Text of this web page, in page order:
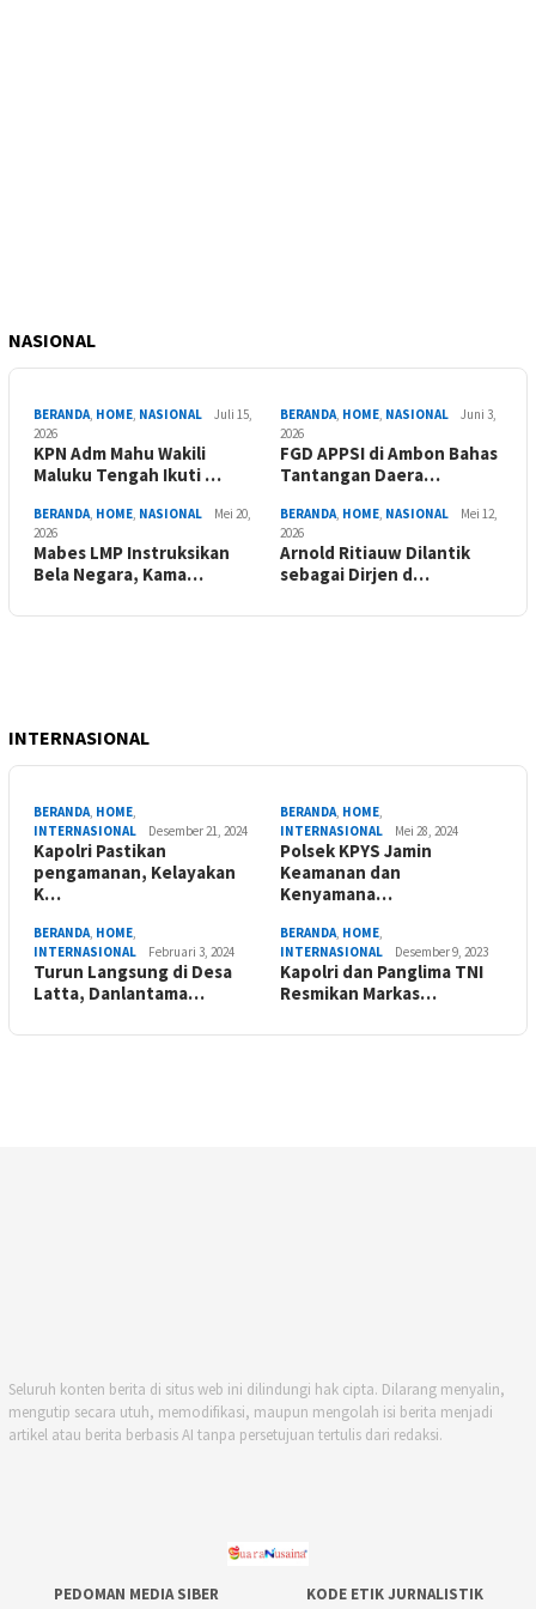
NASIONAL
BERANDA HOME NASIONAL
Juli 15,
2026
KPN Adm Mahu Wakili
Maluku Tengah Ikuti …
BERANDA HOME NASIONAL
Juni 3,
2026
FGD APPSI di Ambon Bahas
Tantangan Daera…
BERANDA HOME NASIONAL
Mei 20,
2026
Mabes LMP Instruksikan
Bela Negara, Kama…
BERANDA HOME NASIONAL
Mei 12,
2026
Arnold Ritiauw Dilantik
sebagai Dirjen d…
INTERNASIONAL
BERANDA HOME
INTERNASIONAL
Desember 21, 2024
Kapolri Pastikan
pengamanan, Kelayakan
K…
BERANDA HOME
INTERNASIONAL
Mei 28, 2024
Polsek KPYS Jamin
Keamanan dan
Kenyamana…
BERANDA HOME
INTERNASIONAL
Februari 3, 2024
Turun Langsung di Desa
Latta, Danlantama…
BERANDA HOME
INTERNASIONAL
Desember 9, 2023
Kapolri dan Panglima TNI
Resmikan Markas…
Seluruh konten berita di situs web ini dilindungi hak cipta. Dilarang menyalin,
mengutip secara utuh, memodifikasi, maupun mengolah isi berita menjadi
artikel atau berita berbasis AI tanpa persetujuan tertulis dari redaksi.
PEDOMAN MEDIA SIBER KODE ETIK JURNALISTIK